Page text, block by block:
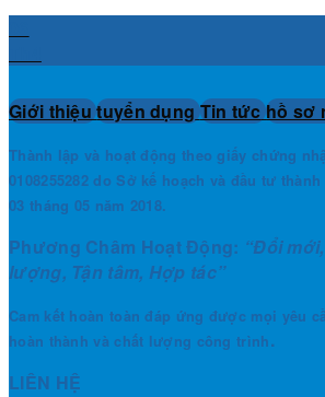
Giới thiệu tuyển dụng Tin tức hồ sơ
Thành lập và hoạt động theo giấy chứng
0108255282 do Sở kế hoạch và đầu tư
03 tháng 05 năm 2018.
Phương Châm Hoạt Động: “Đổi
lượng, Tận tâm, Hợp tác”
Cam kết hoàn toàn đáp ứng được mọi yêu
hoàn thành và chất lượng công trình.
LIÊN HỆ